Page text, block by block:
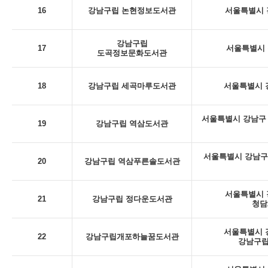
16 강남구립 논현정보도서관 서울특별시
17
강남구립
도곡정보문화도서관
서울특별시
18 강남구립 세곡마루도서관 서울특별시
19 강남구립 역삼도서관
서울특별시 강남
20 강남구립 역삼푸른솔도서관
서울특별시 강남
21 강남구립 정다운도서관
서울특별시
청
22 강남구립개포하늘꿈도서관
서울특별시
강남구